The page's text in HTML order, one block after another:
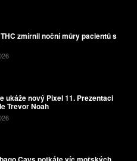
zmírnil noční můry pacientů s
ukáže nový Pixel 11. Prezentaci
Trevor Noah